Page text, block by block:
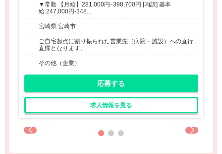
▼常勤 【月給】281,000円ｰ398,700円 [内訳] 基本
給:247,000円-348...
宮崎県 宮崎市
ご自宅起点に割り振られた営業先（病院・施設）への直行
直帰となります。
その他（企業）
応募する
求人情報を見る